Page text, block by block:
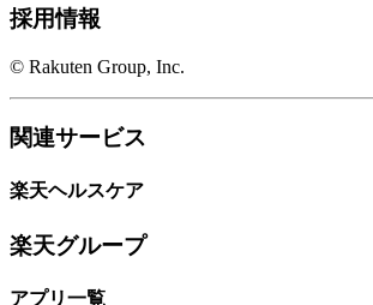
採用情報
© Rakuten Group, Inc.
関連サービス
楽天ヘルスケア
楽天グループ
アプリ一覧